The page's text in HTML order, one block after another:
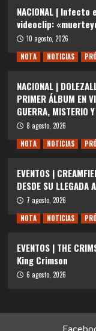
NACIONAL |
videoclip:
10 agosto, 2026
NOTA
NOTICIAS
NACIONAL |
PRIMER ÁLBUM EN
GUERRA, MISTERIO
8 agosto, 2026
NOTA
NOTICIAS
EVENTOS |
DESDE SU LLEGADA
7 agosto, 2026
NOTA
NOTICIAS
EVENTOS | THE
King Crimson
6 agosto, 2026